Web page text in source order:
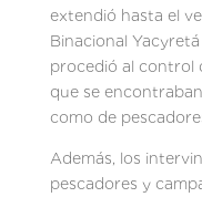
extendió hasta el
Binacional
procedió al control
que se
como de
Además, los
pescadores y